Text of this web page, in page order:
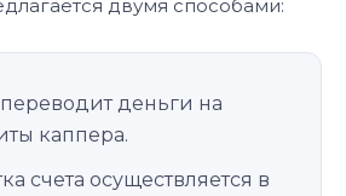
двумя способами:
деньги на
каппера.
счета осуществляется в